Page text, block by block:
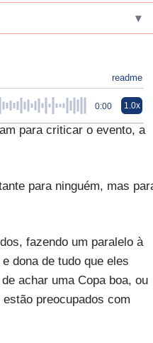
▾
readme
0:00 1.0x
para criticar o evento, a
para ninguém, mas
fazendo um paralelo à
dona de tudo que eles
achar uma Copa boa, ou
preocupados com